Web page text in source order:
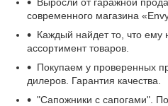
современного магазина
Каждый найдет то, что
ассортимент товаров.
Покупаем у проверенных
дилеров. Гарантия качества.
"Сапожники с сапогами".